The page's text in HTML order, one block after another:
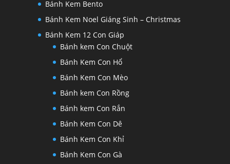
Bánh Kem Bento
Bánh Kem Noel Giáng Sinh – Christmas
Bánh Kem 12 Con Giáp
Bánh kem Con Chuột
Bánh Kem Con Hổ
Bánh Kem Con Mèo
Bánh kem Con Rồng
Bánh kem Con Rắn
Bánh Kem Con Dê
Bánh Kem Con Khỉ
Bánh Kem Con Gà